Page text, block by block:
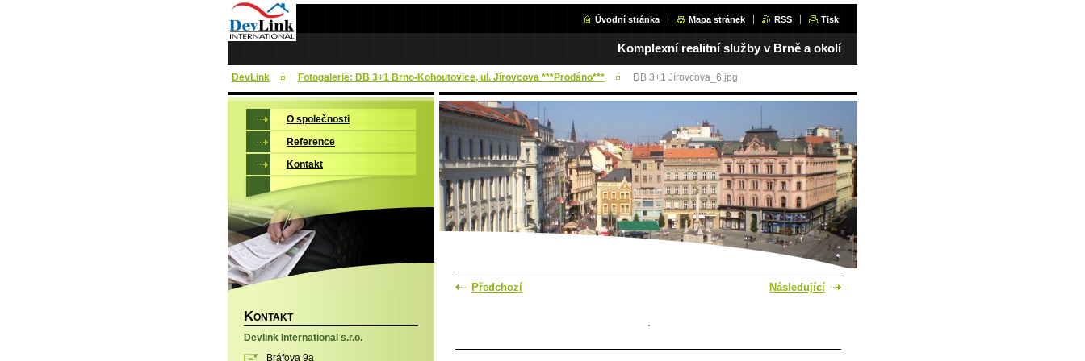
Úvodní stránka Mapa stránek RSS Tisk
Komplexní realitní služby v Brně a okolí
DevLink Fotogalerie: DB 3+1 Brno-Kohoutovice, ul. Jírovcova ***Prodáno*** DB 3+1 Jírovcova_6.jpg
Předchozí Následující
O společnosti
Reference
Kontakt
KONTAKT
Devlink International s.r.o.
Bráfova 9a